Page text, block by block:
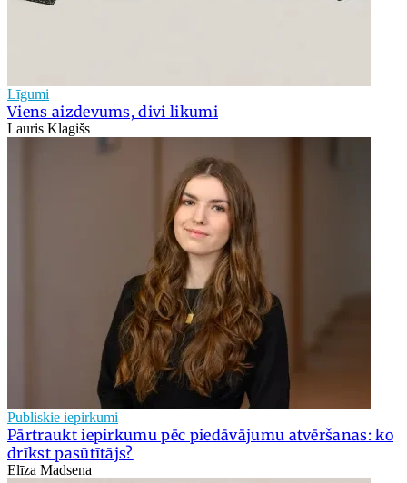
Līgumi
Viens aizdevums, divi likumi
Lauris Klagišs
Publiskie iepirkumi
Pārtraukt iepirkumu pēc piedāvājumu atvēršanas: ko
drīkst pasūtītājs?
Elīza Madsena